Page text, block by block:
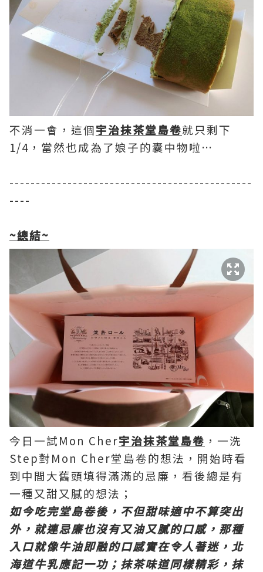
不消一會，這個宇治抹茶堂島卷就只剩下
1/4，當然也成為了娘子的囊中物啦…
----------------------------------------------
----
~總結~
今日一試Mon Cher宇治抹茶堂島卷 ，一洗
Step對Mon Cher堂島卷的想法，開始時看
到中間大舊頭填得滿滿的忌廉，看後總是有
一種又甜又膩的想法；
如今吃完堂島卷後，不但甜味適中不算突出
外，就連忌廉也沒有又油又膩的口感，那種
入口就像牛油即融的口感實在令人著迷，北
海道牛乳應記一功；抹茶味道同樣精彩，抹